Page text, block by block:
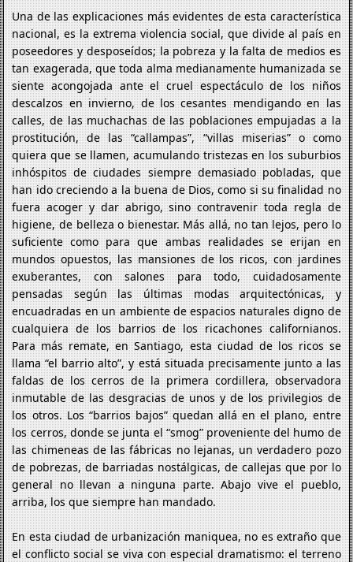
Una de las explicaciones más evidentes de esta característica
nacional, es la extrema violencia social, que divide al país en
poseedores y desposeídos; la pobreza y la falta de medios es
tan exagerada, que toda alma medianamente humanizada se
siente acongojada ante el cruel espectáculo de los niños
descalzos en invierno, de los cesantes mendigando en las
calles, de las muchachas de las poblaciones empujadas a la
prostitución, de las “callampas”, “villas miserias” o como
quiera que se llamen, acumulando tristezas en los suburbios
inhóspitos de ciudades siempre demasiado pobladas, que
han ido creciendo a la buena de Dios, como si su finalidad no
fuera acoger y dar abrigo, sino contravenir toda regla de
higiene, de belleza o bienestar. Más allá, no tan lejos, pero lo
suficiente como para que ambas realidades se erijan en
mundos opuestos, las mansiones de los ricos, con jardines
exuberantes, con salones para todo, cuidadosamente
pensadas según las últimas modas arquitectónicas, y
encuadradas en un ambiente de espacios naturales digno de
cualquiera de los barrios de los ricachones californianos.
Para más remate, en Santiago, esta ciudad de los ricos se
llama “el barrio alto”, y está situada precisamente junto a las
faldas de los cerros de la primera cordillera, observadora
inmutable de las desgracias de unos y de los privilegios de
los otros. Los “barrios bajos” quedan allá en el plano, entre
los cerros, donde se junta el “smog” proveniente del humo de
las chimeneas de las fábricas no lejanas, un verdadero pozo
de pobrezas, de barriadas nostálgicas, de callejas que por lo
general no llevan a ninguna parte. Abajo vive el pueblo,
arriba, los que siempre han mandado.
En esta ciudad de urbanización maniquea, no es extraño que
el conflicto social se viva con especial dramatismo: el terreno